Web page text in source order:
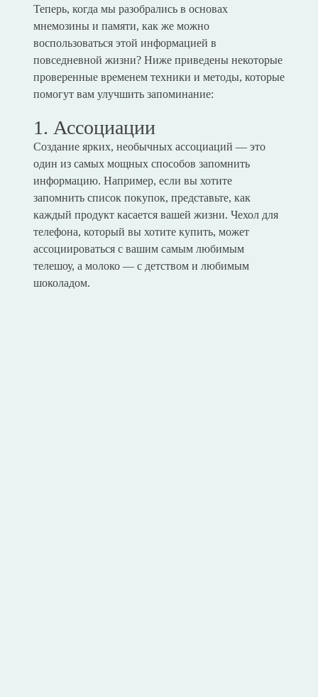
Теперь, когда мы разобрались в основах
мнемозины и памяти, как же можно
воспользоваться этой информацией в
повседневной жизни? Ниже приведены некоторые
проверенные временем техники и методы, которые
помогут вам улучшить запоминание:
1. Ассоциации
Создание ярких, необычных ассоциаций — это
один из самых мощных способов запомнить
информацию. Например, если вы хотите
запомнить список покупок, представьте, как
каждый продукт касается вашей жизни. Чехол для
телефона, который вы хотите купить, может
ассоциироваться с вашим самым любимым
телешоу, а молоко — с детством и любимым
шоколадом.